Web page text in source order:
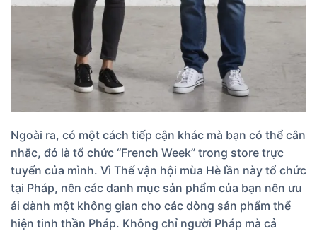
Ngoài ra, có một cách tiếp cận khác mà bạn có thể cân
nhắc, đó là tổ chức “French Week” trong store trực
tuyến của mình. Vì Thế vận hội mùa Hè lần này tổ chức
tại Pháp, nên các danh mục sản phẩm của bạn nên ưu
ái dành một không gian cho các dòng sản phẩm thể
hiện tinh thần Pháp. Không chỉ người Pháp mà cả